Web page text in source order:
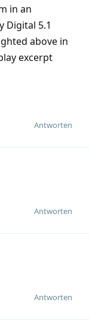
in an
Digital 5.1
above in
excerpt
Antworten
Antworten
Antworten